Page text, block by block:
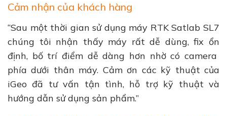
Cảm nhận của khách hàng
“Sau một thời gian sử dụng máy RTK Satlab SL7
chúng tôi nhận thấy máy rất dễ dùng, fix ổn
định, bố trí điểm dễ dàng hơn nhờ có camera
phía dưới thân máy. Cảm ơn các kỹ thuật của
iGeo đã tư vấn tận tình, hỗ trợ kỹ thuật và
hướng dẫn sử dụng sản phẩm.”